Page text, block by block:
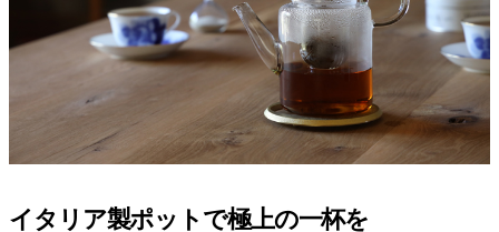
イタリア製ポットで極上の一杯を